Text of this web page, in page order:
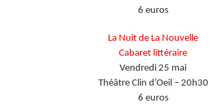
6 euros
La Nuit de La Nouvelle
Cabaret littéraire
Vendredi 25 mai
Théâtre Clin d’Oeil – 20h30
6 euros